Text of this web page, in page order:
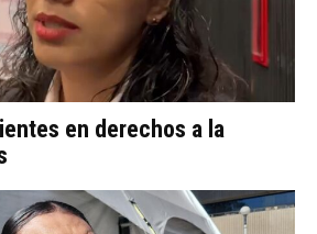
en derechos a la